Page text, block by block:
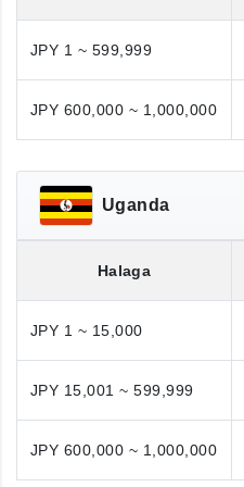
JPY 1 ~ 599,999
JPY 600,000 ~ 1,000,000
Uganda
Halaga
JPY 1 ~ 15,000
JPY 15,001 ~ 599,999
JPY 600,000 ~ 1,000,000